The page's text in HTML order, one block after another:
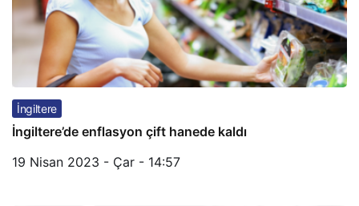
İngiltere
İngiltere’de enflasyon çift hanede kaldı
19 Nisan 2023 - Çar - 14:57